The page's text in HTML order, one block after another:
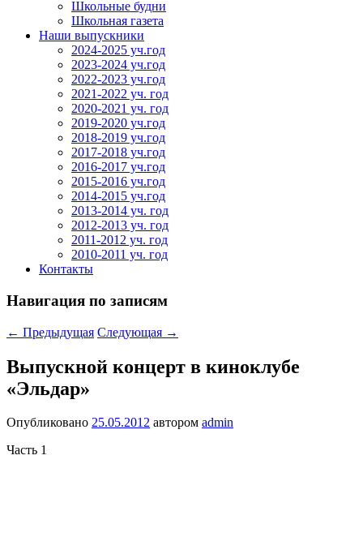
Школьные будни
Школьная газета
Наши выпускники
2024-2025 уч.год
2023-2024 уч.год
2022-2023 уч.год
2021-2022 уч. год
2020-2021 уч. год
2019-2020 уч.год
2018-2019 уч.год
2017-2018 уч.год
2016-2017 уч.год
2015-2016 уч.год
2014-2015 уч.год
2013-2014 уч. год
2012-2013 уч. год
2011-2012 уч. год
2010-2011 уч. год
Контакты
Навигация по записям
← Предыдущая Следующая →
Выпускной концерт в киноклубе
«Эльдар»
Опубликовано 25.05.2012 автором admin
Часть 1